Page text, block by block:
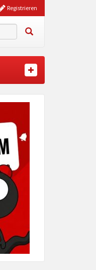
Registrieren